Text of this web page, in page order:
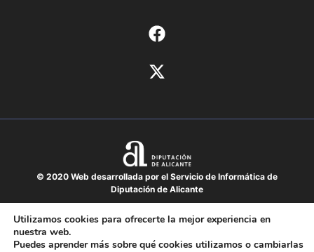
© 2020 Web desarrollada por el Servicio de Informática de
Diputación de Alicante
Aviso legal
Utilizamos cookies para ofrecerte la mejor experiencia en
nuestra web.
Puedes aprender más sobre qué cookies utilizamos o cambiarlas